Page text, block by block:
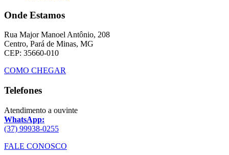
Onde Estamos
Rua Major Manoel Antônio, 208
Centro, Pará de Minas, MG
CEP: 35660-010
COMO CHEGAR
Telefones
Atendimento a ouvinte
WhatsApp:
(37) 99938-0255
FALE CONOSCO